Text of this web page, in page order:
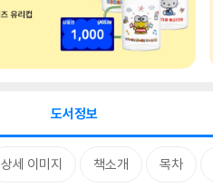
도서정보
상세 이미지 책소개 목차